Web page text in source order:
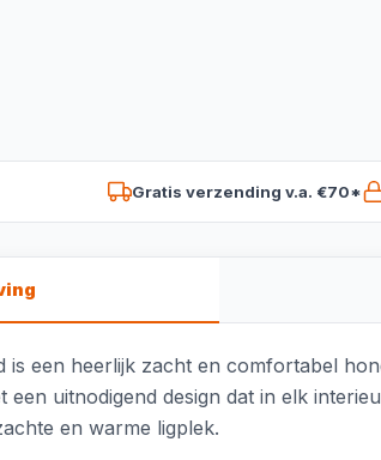
Gratis verzending v.a. €70*
is een heerlijk zacht en comfortabel
een uitnodigend design dat in elk
en warme ligplek.